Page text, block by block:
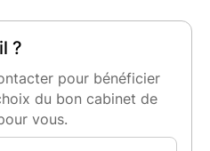
?
pour bénéficier
du bon cabinet de
vous.